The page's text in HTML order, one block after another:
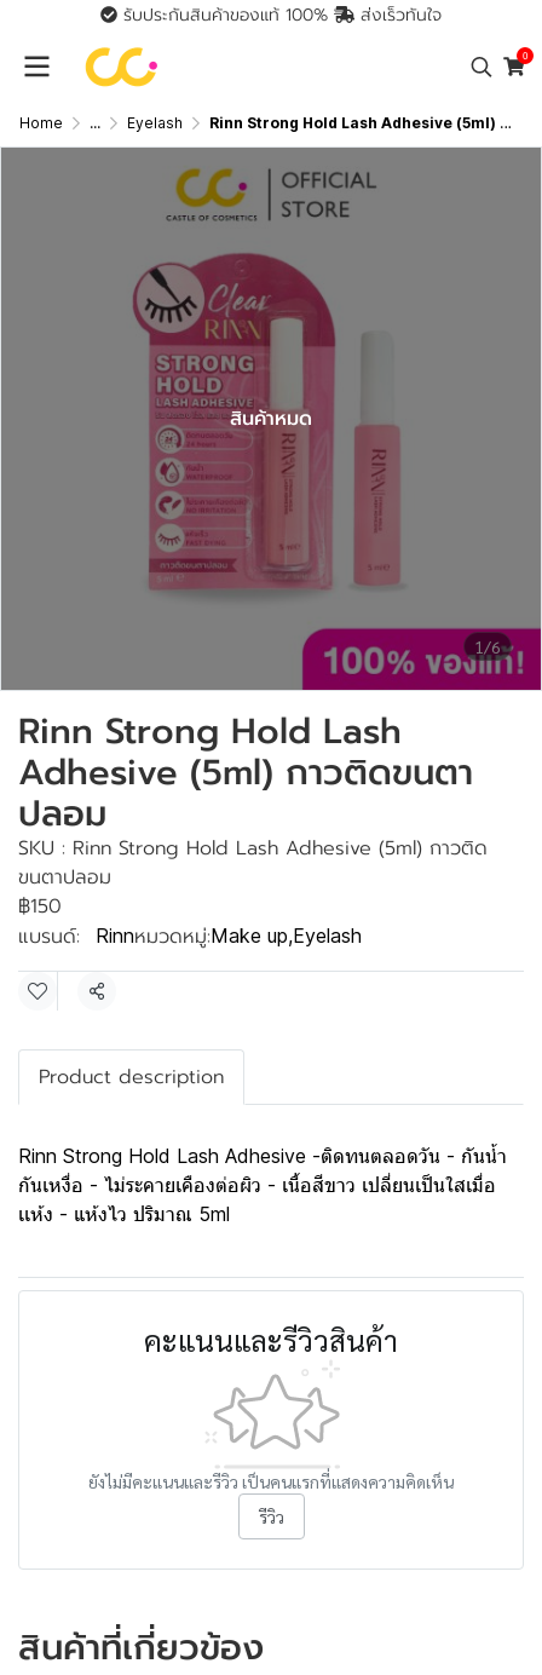
รับประกันสินค้าของแท้ 100% ส่งเร็วทันใจ
0
Home ... Eyelash Rinn Strong Hold Lash Adhesive (5ml) กาวติดขนตาปลอม
1/6
สินค้าหมด
Rinn Strong Hold Lash
Adhesive (5ml) กาวติดขนตา
ปลอม
SKU : Rinn Strong Hold Lash Adhesive (5ml) กาวติด
ขนตาปลอม
฿150
แบรนด์:
Rinnหมวดหมู่:Make up,Eyelash
แชร์
Product description
Rinn Strong Hold Lash Adhesive -ติดทนตลอดวัน - กันน้ำ
กันเหงื่อ - ไม่ระคายเคืองต่อผิว - เนื้อสีขาว เปลี่ยนเป็นใสเมื่อ
เเห้ง - แห้งไว ปริมาณ 5ml
คะแนนและรีวิวสินค้า
ยังไม่มีคะแนนและรีวิว เป็นคนแรกที่แสดงความคิดเห็น
รีวิว
สินค้าที่เกี่ยวข้อง